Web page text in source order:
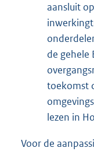
aansluit
de gehele
toekomst
lezen in
Voor de